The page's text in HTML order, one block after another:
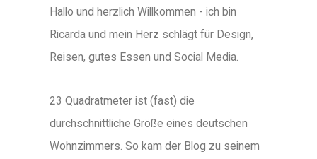
Hallo und herzlich Willkommen - ich bin
Ricarda und mein Herz schlägt für Design,
Reisen, gutes Essen und Social Media.
23 Quadratmeter ist (fast) die
durchschnittliche Größe eines deutschen
Wohnzimmers. So kam der Blog zu seinem